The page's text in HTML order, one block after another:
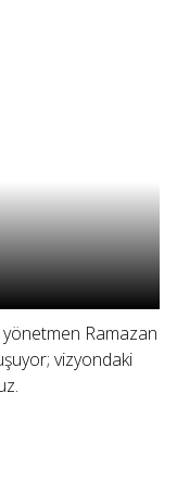
Ramazan
vizyondaki